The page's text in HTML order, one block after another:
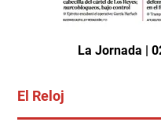
La Jornada |
El Reloj